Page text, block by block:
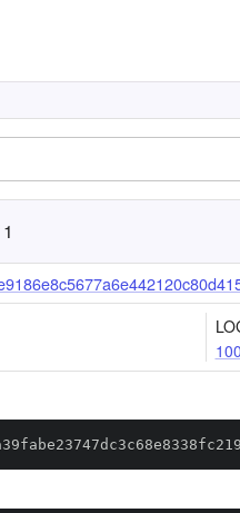
1